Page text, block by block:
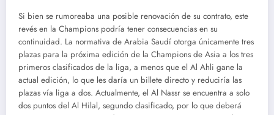
Si bien se rumoreaba una posible renovación de su contrato, este
revés en la Champions podría tener consecuencias en su
continuidad. La normativa de Arabia Saudí otorga únicamente tres
plazas para la próxima edición de la Champions de Asia a los tres
primeros clasificados de la liga, a menos que el Al Ahli gane la
actual edición, lo que les daría un billete directo y reduciría las
plazas vía liga a dos. Actualmente, el Al Nassr se encuentra a solo
dos puntos del Al Hilal, segundo clasificado, por lo que deberá